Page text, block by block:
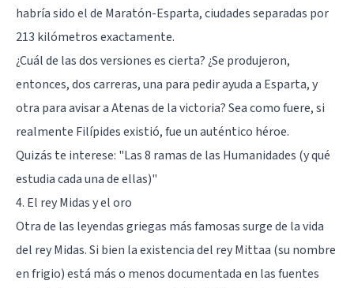
habría sido el de Maratón-Esparta, ciudades separadas por
213 kilómetros exactamente.
¿Cuál de las dos versiones es cierta? ¿Se produjeron,
entonces, dos carreras, una para pedir ayuda a Esparta, y
otra para avisar a Atenas de la victoria? Sea como fuere, si
realmente Filípides existió, fue un auténtico héroe.
Quizás te interese: "Las 8 ramas de las Humanidades (y qué
estudia cada una de ellas)"
4. El rey Midas y el oro
Otra de las leyendas griegas más famosas surge de la vida
del rey Midas. Si bien la existencia del rey Mittaa (su nombre
en frigio) está más o menos documentada en las fuentes